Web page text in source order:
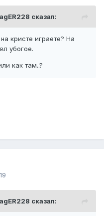
сказал:
кристе играете? На
убогое.
как там..?
сказал: